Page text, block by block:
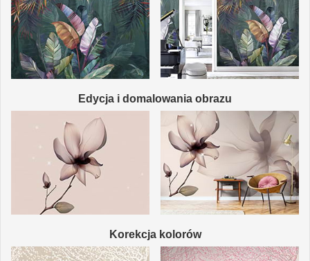
Edycja i domalowania obrazu
Korekcja kolorów